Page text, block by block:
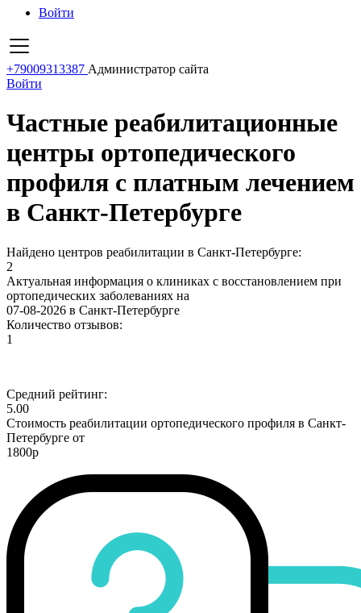
Войти
+79009313387 Администратор сайта
Войти
Частные реабилитационные
центры ортопедического
профиля с платным лечением
в Санкт-Петербурге
Найдено центров реабилитации в Санкт-Петербурге:
2
Актуальная информация о клиниках с восстановлением при
ортопедических заболеваниях на
07-08-2026 в Санкт-Петербурге
Количество отзывов:
1
Средний рейтинг:
5.00
Стоимость реабилитации ортопедического профиля в Санкт-
Петербурге от
1800р